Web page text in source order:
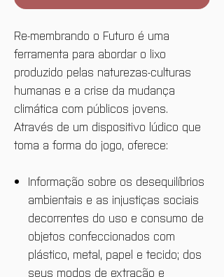
Re-membrando o Futuro é uma
ferramenta para abordar o lixo
produzido pelas naturezas-culturas
humanas e a crise da mudança
climática com públicos jovens.
Através de um dispositivo lúdico que
toma a forma do jogo, oferece:
Informação sobre os desequilíbrios
ambientais e as injustiças sociais
decorrentes do uso e consumo de
objetos confeccionados com
plástico, metal, papel e tecido; dos
seus modos de extração e